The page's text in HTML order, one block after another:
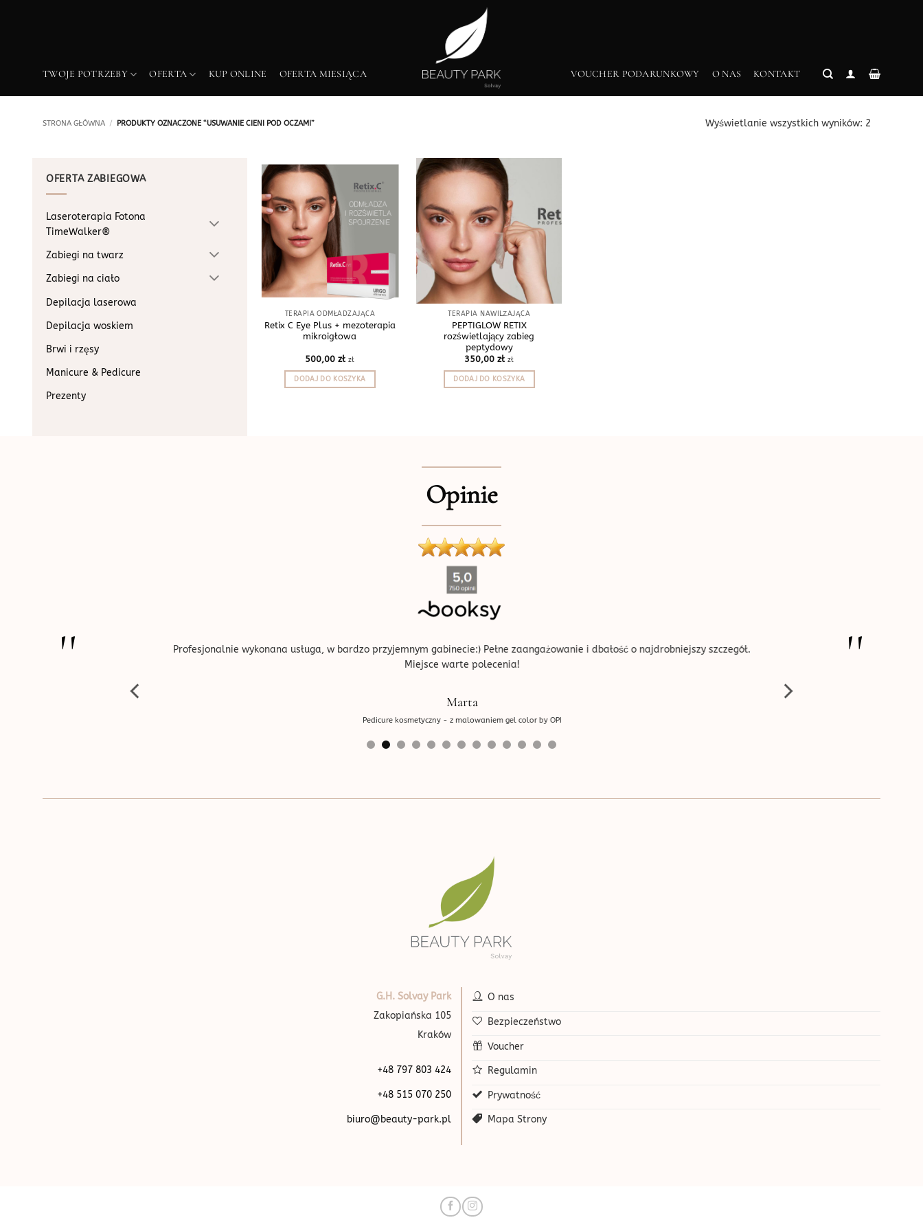
TWOJE POTRZEBY OFERTA KUP ONLINE OFERTA MIESIĄCA VOUCHER PODARUNKOWY O NAS KONTAKT
STRONA GŁÓWNA / PRODUKTY OZNACZONE “USUWANIE CIENI POD OCZAMI” Wyświetlanie wszystkich wyników: 2
OFERTA ZABIEGOWA
Laseroterapia Fotona
TimeWalker®
Zabiegi na twarz
Zabiegi na ciało
Depilacja laserowa
Depilacja woskiem
Brwi i rzęsy
Manicure & Pedicure
Prezenty
TERAPIA ODMŁADZAJĄCA
Retix C Eye Plus + mezoterapia
mikroigłowa
500,00zł zł
DODAJ DO KOSZYKA
TERAPIA NAWILŻAJĄCA
PEPTIGLOW RETIX
rozświetlający zabieg
peptydowy
350,00zł zł
DODAJ DO KOSZYKA
Opinie
''
i życzliwe - uwielbiam ten salon.
Profesjonalnie wykonana usługa, w bardzo przyjemnym gabinecie:) Pełne zaangażowanie i dbałość o najdrobniejszy szczegół.
Miejsce warte polecenia!
Marta
Pedicure kosmetyczny - z malowaniem gel color by OPI
Zabiegi fantastyczne,
''
G.H. Solvay Park
Zakopiańska 105
Kraków
+48 797 803 424
+48 515 070 250
biuro@beauty-park.pl
O nas
Bezpieczeństwo
Voucher
Regulamin
Prywatność
Mapa Strony